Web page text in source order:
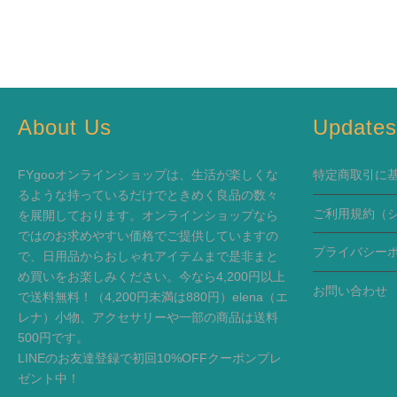
About Us
FYgooオンラインショップは、生活が楽しくな
るような持っているだけでときめく良品の数々
を展開しております。オンラインショップなら
ではのお求めやすい価格でご提供していますの
で、日用品からおしゃれアイテムまで是非まと
め買いをお楽しみください。今なら4,200円以上
で送料無料！（4,200円未満は880円）elena（エ
レナ）小物、アクセサリーや一部の商品は送料
500円です。
LINEのお友達登録で初回10%OFFクーポンプレ
ゼント中！
Updates
特定商取引に
ご利用規約 （
プライバシー
お問い合わせ